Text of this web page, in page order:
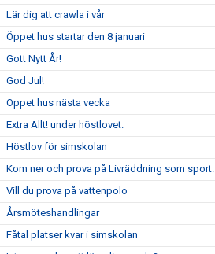
Lär dig att crawla i vår
Öppet hus startar den 8 januari
Gott Nytt År!
God Jul!
Öppet hus nästa vecka
Extra Allt! under höstlovet.
Höstlov för simskolan
Kom ner och prova på Livräddning som sport.
Vill du prova på vattenpolo
Årsmöteshandlingar
Fåtal platser kvar i simskolan